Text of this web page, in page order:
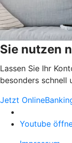
Sie nutzen
Lassen Sie Ihr
besonders schnell
Jetzt
Youtube